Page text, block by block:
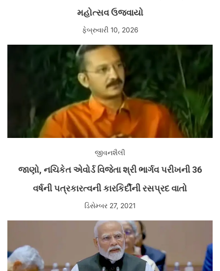
મહોત્સવ ઉજવાયો
ફેબ્રુવારી 10, 2026
જીવનશૈલી
જાણો, નચિકેત એવોર્ડ વિજેતા શ્રી ભાર્ગવ પરીખની 36
વર્ષની પત્રકારત્વની કારકિર્દીની રસપ્રદ વાતો
ડિસેમ્બર 27, 2021